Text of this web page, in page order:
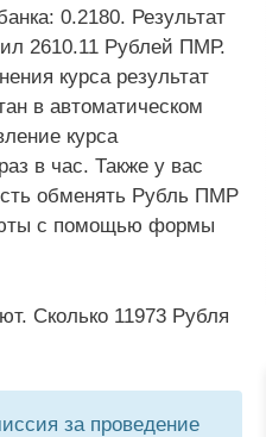
0.2180. Результат
2610.11 Рублей ПМР.
курса результат
в автоматическом
курса
в час. Также у вас
обменять Рубль ПМР
с помощью формы
Сколько 11973 Рубля
за проведение